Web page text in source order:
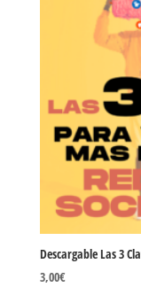
Descargable Las 3
3,00€